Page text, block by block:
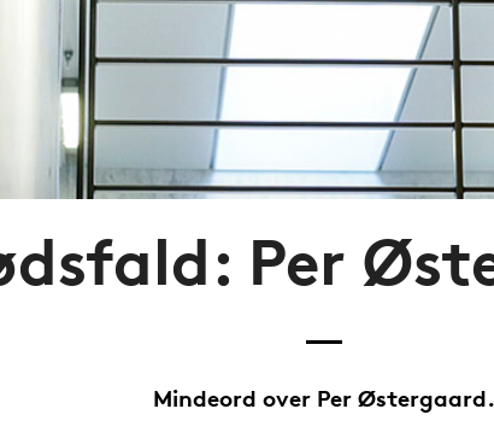
Per
Mindeord over Per Østergaard.